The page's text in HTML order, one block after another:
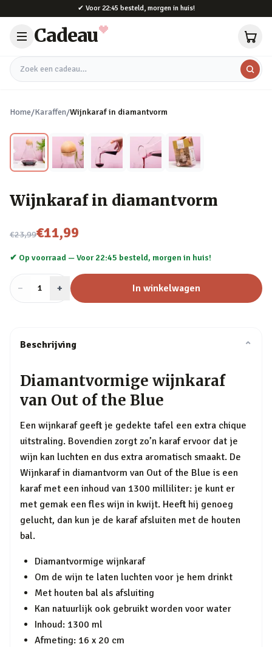
✔ Voor 22:45 besteld, morgen in huis!
Cadeau
Zoek een cadeau
Home/Karaffen/Wijnkaraf in diamantvorm
Wijnkaraf in diamantvorm
€23,99
Nu voor€11,99
✔ Op voorraad —Voor 22:45 besteld, morgen in huis!
− Aantal
1 + In winkelwagen
Beschrijving ⌄
Diamantvormige wijnkaraf
van Out of the Blue
Een wijnkaraf geeft je gedekte tafel een extra chique
uitstraling. Bovendien zorgt zo’n karaf ervoor dat je
wijn kan luchten en dus extra aromatisch smaakt. De
Wijnkaraf in diamantvorm van Out of the Blue is een
karaf met een inhoud van 1300 milliliter: je kunt er
met gemak een fles wijn in kwijt. Heeft hij genoeg
gelucht, dan kun je de karaf afsluiten met de houten
bal.
Diamantvormige wijnkaraf
Om de wijn te laten luchten voor je hem drinkt
Met houten bal als afsluiting
Kan natuurlijk ook gebruikt worden voor water
Inhoud: 1300 ml
Afmeting: 16 x 20 cm